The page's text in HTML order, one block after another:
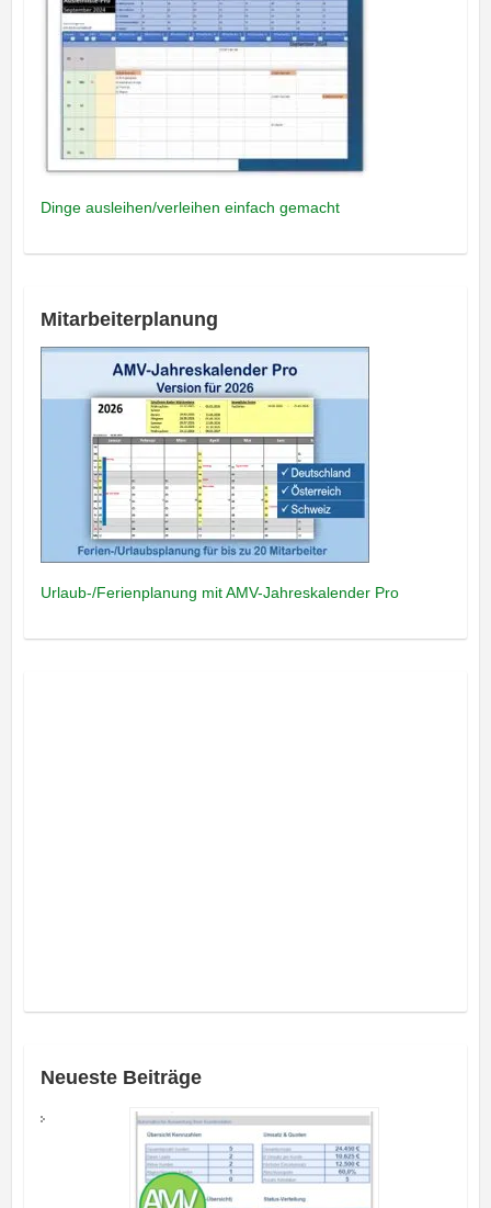
Dinge ausleihen/verleihen einfach gemacht
Mitarbeiterplanung
Urlaub-/Ferienplanung mit AMV-Jahreskalender Pro
Neueste Beiträge